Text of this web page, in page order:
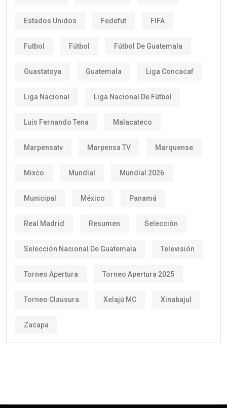
Estados Unidos Fedefut FIFA
Futbol Fútbol Fútbol De Guatemala
Guastatoya Guatemala Liga Concacaf
Liga Nacional Liga Nacional De Fútbol
Luis Fernando Tena Malacateco
Marpensatv Marpensa TV Marquense
Mixco Mundial Mundial 2026
Municipal México Panamá
Real Madrid Resumen Selección
Selección Nacional De Guatemala Televisión
Torneo Apertura Torneo Apertura 2025
Torneo Clausura Xelajú MC Xinabajul
Zacapa